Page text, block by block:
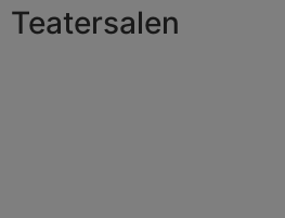
Teatersalen